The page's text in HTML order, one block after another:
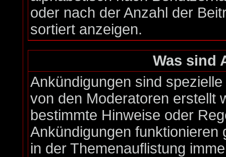
oder nach der Anzahl der
sortiert anzeigen.
Was sind
Ankündigungen sind
von den Moderatoren erstellt
bestimmte Hinweise oder
Ankündigungen
in der Themenauflistung